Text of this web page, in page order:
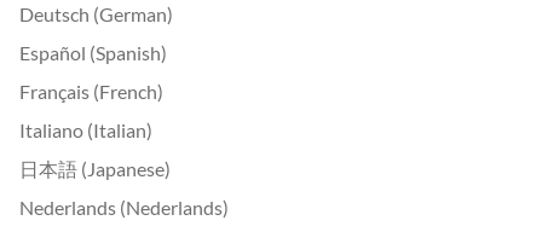
Deutsch (German)
Español (Spanish)
Français (French)
Italiano (Italian)
日本語 (Japanese)
Nederlands (Nederlands)